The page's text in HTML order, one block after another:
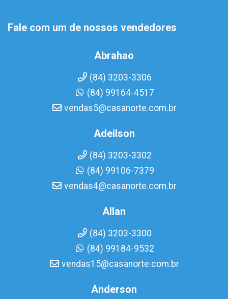
Fale com um de nossos vendedores
Abrahao
(84) 3203-3306
(84) 99164-4517
vendas5@casanorte.com.br
Adeilson
(84) 3203-3302
(84) 99106-7379
vendas4@casanorte.com.br
Allan
(84) 3203-3300
(84) 99184-9532
vendas15@casanorte.com.br
Anderson